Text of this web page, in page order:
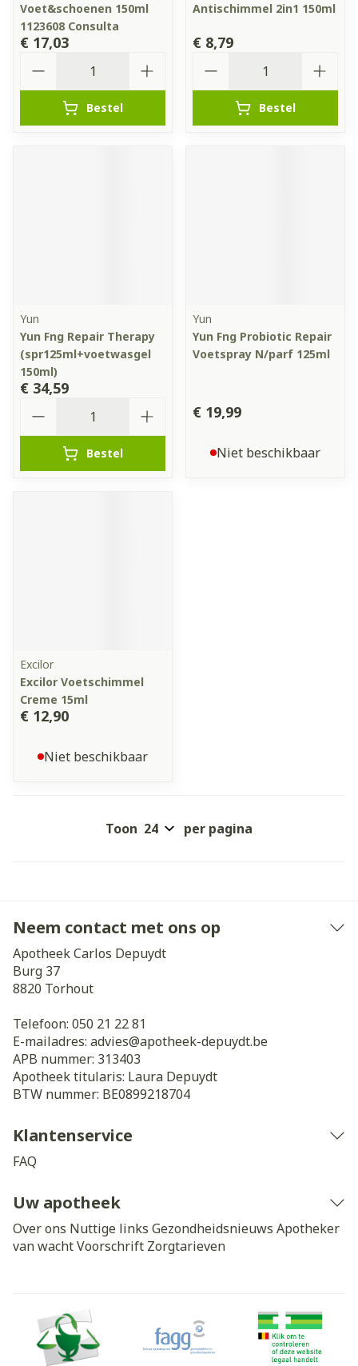
Voet&schoenen 150ml
1123608 Consulta
€ 17,03
Bestel
Antischimmel 2in1 150ml
€ 8,79
Bestel
Yun
Yun Fng Repair Therapy
(spr125ml+voetwasgel
150ml)
€ 34,59
Bestel
Yun
Yun Fng Probiotic Repair
Voetspray N/parf 125ml
€ 19,99
Niet beschikbaar
Excilor
Excilor Voetschimmel
Creme 15ml
€ 12,90
Niet beschikbaar
Toon per pagina
Neem contact met ons op
Apotheek Carlos Depuydt
Burg 37
8820 Torhout
Telefoon: 050 21 22 81
E-mailadres: advies@apotheek-depuydt.be
APB nummer: 313403
Apotheek titularis: Laura Depuydt
BTW nummer: BE0899218704
Klantenservice
FAQ
Uw apotheek
Over ons Nuttige links Gezondheidsnieuws Apotheker
van wachtVoorschrift Zorgtarieven